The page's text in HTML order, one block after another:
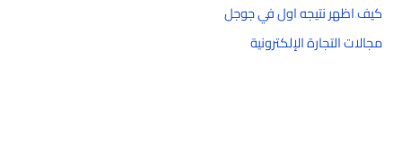
كيف اظهر نتيجه اول في جوجل
مجالات التجارة الإلكترونية